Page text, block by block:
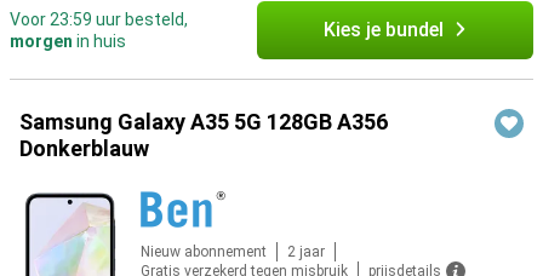
Voor 23:59 uur besteld,
morgen in huis Kies je bundel
Samsung Galaxy A35 5G 128GB A356
Donkerblauw
Nieuw abonnement
2 jaar
Gratis verzekerd tegen misbruik
prijsdetails